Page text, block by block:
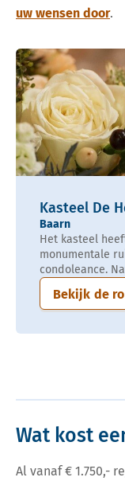
uw wensen door.
Kasteel De
Baarn
Het kasteel
monumentale
condoleance.
Bekijk de
Wat kost
Al vanaf € 1.750,-